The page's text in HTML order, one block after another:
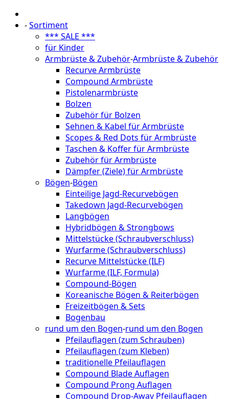
-Sortiment
*** SALE ***
für Kinder
Armbrüste & Zubehör-Armbrüste & Zubehör
Recurve Armbrüste
Compound Armbrüste
Pistolenarmbrüste
Bolzen
Zubehör für Bolzen
Sehnen & Kabel für Armbrüste
Scopes & Red Dots für Armbrüste
Taschen & Koffer für Armbrüste
Zubehör für Armbrüste
Dämpfer (Ziele) für Armbrüste
Bögen-Bögen
Einteilige Jagd-Recurvebögen
Takedown Jagd-Recurvebögen
Langbögen
Hybridbögen & Strongbows
Mittelstücke (Schraubverschluss)
Wurfarme (Schraubverschluss)
Recurve Mittelstücke (ILF)
Wurfarme (ILF, Formula)
Compound-Bögen
Koreanische Bögen & Reiterbögen
Freizeitbögen & Sets
Bogenbau
rund um den Bogen-rund um den Bogen
Pfeilauflagen (zum Schrauben)
Pfeilauflagen (zum Kleben)
traditionelle Pfeilauflagen
Compound Blade Auflagen
Compound Prong Auflagen
Compound Drop-Away Pfeilauflagen